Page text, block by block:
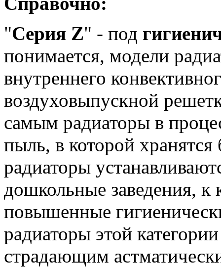
"Серия Z" - под
понимается, модели
внутреннего
воздуховыпускной
самым радиаторы в
пыль, в которой
радиаторы
дошкольные заведения, к
повышенные
радиаторы этой
страдающим